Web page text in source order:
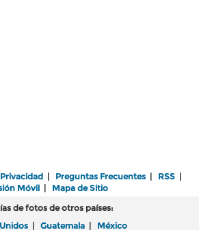
Privacidad | Preguntas Frecuentes | RSS |
Móvil| Mapa de Sitio
de fotos de otros países:
| Guatemala | México